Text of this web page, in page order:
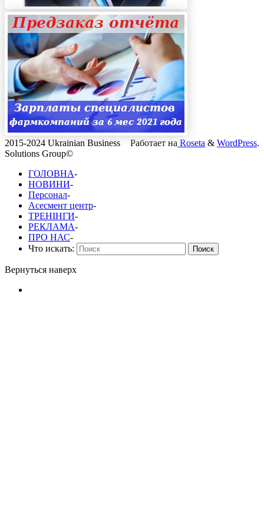
Работает на Roseta & WordPress.
2015-2024 Ukrainian Business
Solutions Group©
ГОЛОВНА-
НОВИНИ-
Персонал-
Асесмент центр-
ТРЕНІНГИ-
РЕКЛАМА-
ПРО НАС-
Что искать:
Поиск
Вернуться наверх